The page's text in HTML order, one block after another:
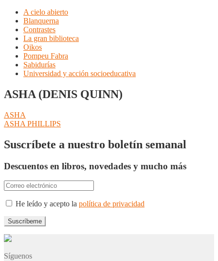
A cielo abierto
Blanquerna
Contrastes
La gran biblioteca
Oikos
Pompeu Fabra
Sabidurías
Universidad y acción socioeducativa
ASHA (DENIS QUINN)
Navegación
de
entradas
Anterior:
ASHA
Siguiente:
ASHA PHILLIPS
Suscríbete a nuestro boletín semanal
Descuentos en libros, novedades y mucho más
He leído y acepto la política de privacidad
Síguenos